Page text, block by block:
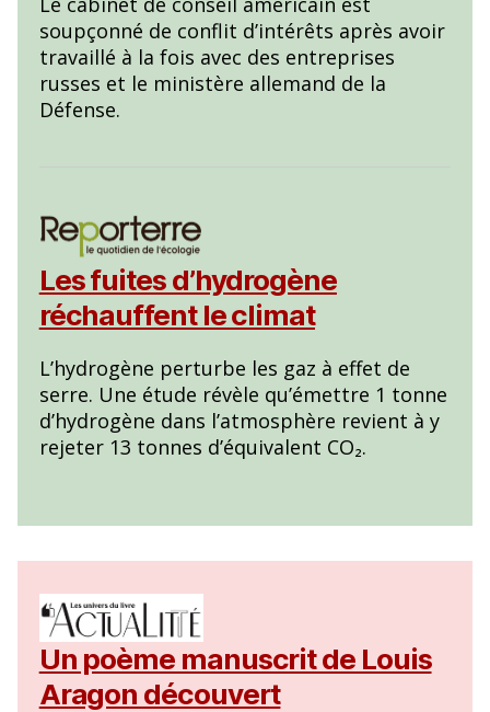
soupçonné de conflit d’intérêts après avoir
travaillé à la fois avec des entreprises
russes et le ministère allemand de la
Défense.
Les fuites d’hydrogène
réchauffent le climat
L’hydrogène perturbe les gaz à effet de
serre. Une étude révèle qu’émettre 1 tonne
d’hydrogène dans l’atmosphère revient à y
rejeter 13 tonnes d’équivalent CO₂.
Un poème manuscrit de Louis
Aragon découvert